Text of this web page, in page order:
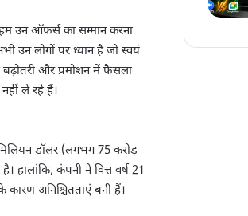
उन ऑफर्स का सम्मान करना
उन लोगों पर ध्यान है जो स्वयं
और प्रमोशन में फैसला
ले रहे हैं।
डॉलर (लगभग 75 करोड़
हालांकि, कंपनी ने वित्त वर्ष 21
अनिश्चितताएं बनी हैं।